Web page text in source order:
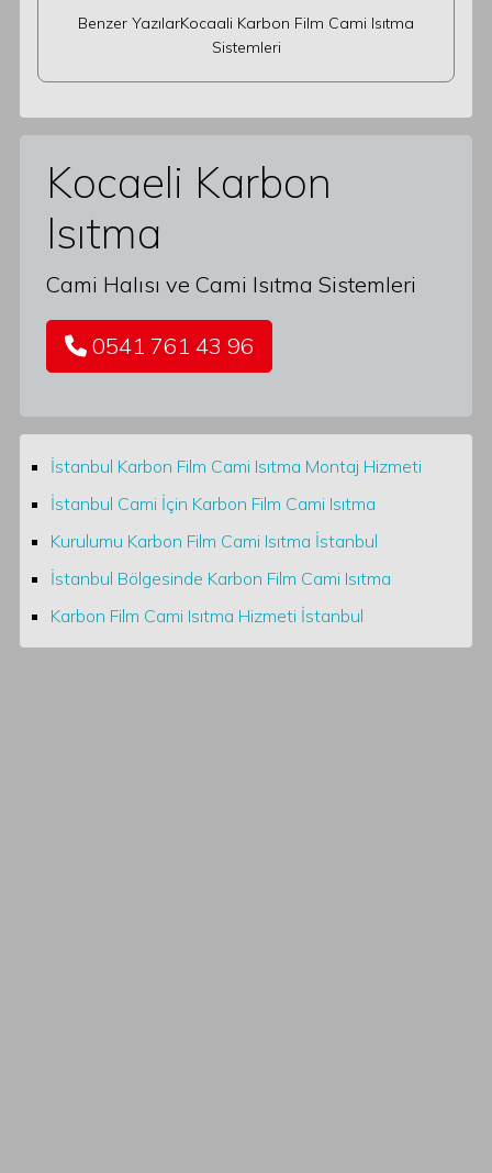
Benzer YazılarKocaali Karbon Film Cami Isıtma
Sistemleri
Kocaeli Karbon
Isıtma
Cami Halısı ve Cami Isıtma Sistemleri
0541 761 43 96
İstanbul Karbon Film Cami Isıtma Montaj Hizmeti
İstanbul Cami İçin Karbon Film Cami Isıtma
Kurulumu Karbon Film Cami Isıtma İstanbul
İstanbul Bölgesinde Karbon Film Cami Isıtma
Karbon Film Cami Isıtma Hizmeti İstanbul